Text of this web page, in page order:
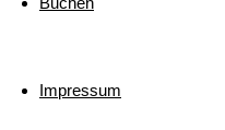
Impressum